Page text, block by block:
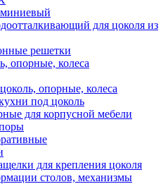
для цоколя из
решетки
опорные, колеса
опорные, колеса
под цоколь
для корпусной мебели
для крепления цоколя
столов, механизмы